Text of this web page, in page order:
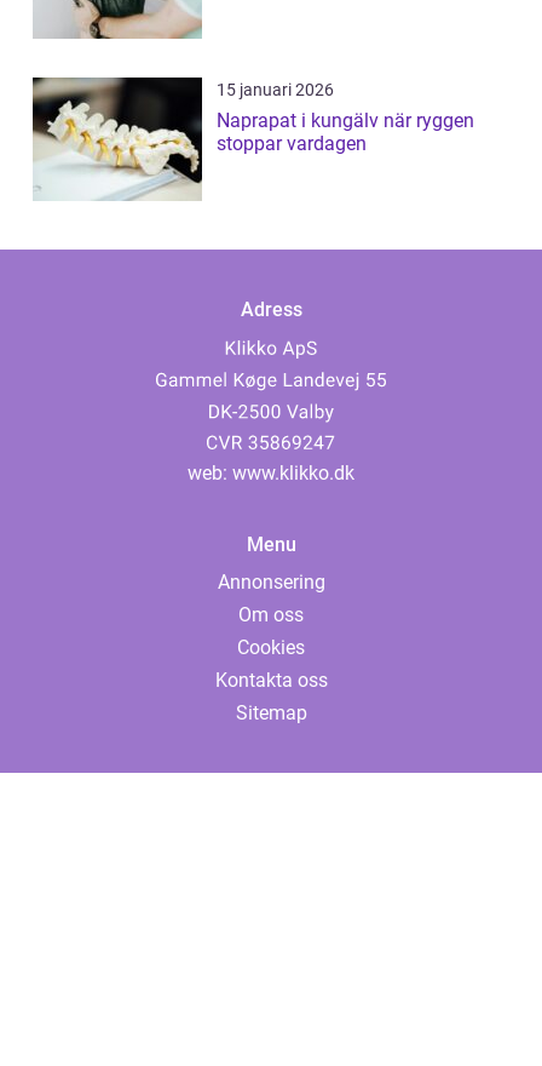
15 januari 2026
Naprapat i kungälv när ryggen
stoppar vardagen
Adress
web: www.klikko.dk
Menu
Annonsering
Om oss
Cookies
Kontakta oss
Sitemap